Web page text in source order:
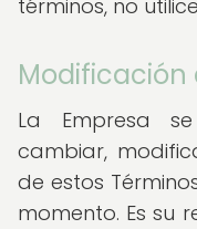
términos, no
Modificación
La Empresa
cambiar,
de estos
momento. Es su